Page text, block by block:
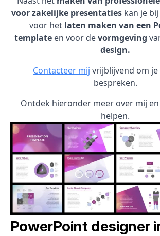
voor zakelijke presentatieskan je
voor het laten maken van een
template en voor devormgeving
design.
Contacteer mij vrijblijvend om
bespreken.
Ontdek hieronder meer over mij
helpen.
PowerPoint designer